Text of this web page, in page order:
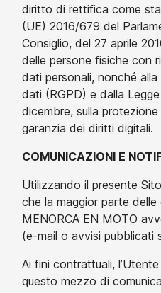
diritto di rettifica come
(UE) 2016/679 del
Consiglio, del 27 aprile
delle persone fisiche con
dati personali, nonché
dati (RGPD) e dalla
dicembre, sulla
garanzia dei diritti digitali.
COMUNICAZIONI E
Utilizzando il presente
che la maggior parte
MENORCA EN MOTO
(e-mail o avvisi pubblicati
Ai fini contrattuali,
questo mezzo di